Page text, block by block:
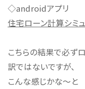
◇androidアプリ
住宅ローン計算シミ
こちらの結果で必ず
訳ではないですが、
こんな感じかな～と